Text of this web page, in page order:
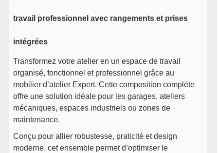
26€ TTC
1xBloc électrique – Iron
60€ TTC
En stock
Voir le produit
travail professionnel avec rangements et prises
intégrées
Transformez votre atelier en un espace de travail
organisé, fonctionnel et professionnel grâce au
mobilier d’atelier Expert. Cette composition complète
offre une solution idéale pour les garages, ateliers
mécaniques, espaces industriels ou zones de
maintenance.
Conçu pour allier robustesse, praticité et design
moderne, cet ensemble permet d’optimiser le